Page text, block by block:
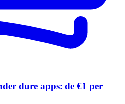
dure apps: de €1 per